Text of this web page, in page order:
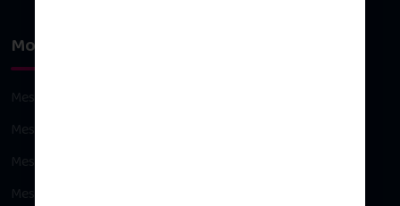
Mon compte
Mes commandes
Mes avoirs
Mes adresses
Mes informations personnelles